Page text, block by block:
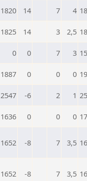
1820 14 7 4
1825 14 3 2,5
0 0 7 3
1887 0 0 0
2547 -6 2 1
1636 0 0 0
1652 -8 7 3,5
1652 -8 7 3,5